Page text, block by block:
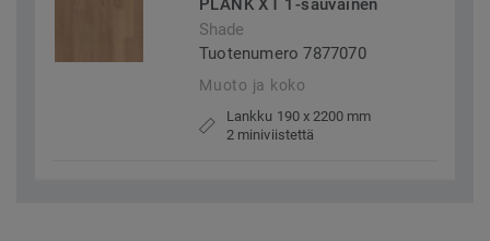
PLANK XT 1-sauvainen
Shade
Tuotenumero 7877070
Muoto ja koko
Lankku 190 x 2200 mm
2 miniviistettä